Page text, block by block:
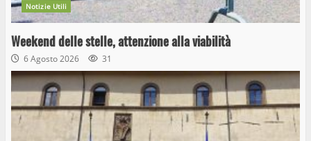
Notizie Utili
Weekend delle stelle, attenzione alla viabilità
6 Agosto 2026 31